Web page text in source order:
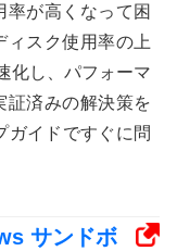
率が高くなって困
ィスク使用率の上
化し、パフォーマ
証済みの解決策を
ガイドですぐに問
サンドボ